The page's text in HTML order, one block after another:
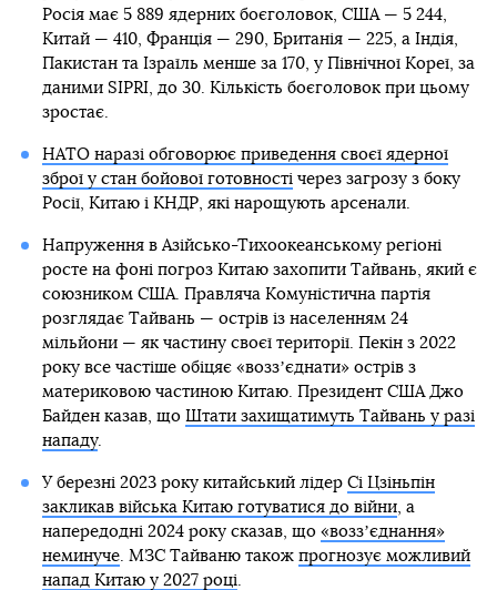
Росія має 5 889 ядерних боєголовок, США — 5 244,
Китай — 410, Франція — 290, Британія — 225, а Індія,
Пакистан та Ізраїль менше за 170, у Північної Кореї, за
даними SIPRI, до 30. Кількість боєголовок при цьому
зростає.
НАТО наразі обговорює приведення своєї ядерної
зброї у стан бойової готовностічерез загрозу з боку
Росії, Китаю і КНДР, які нарощують арсенали.
Напруження в Азійсько-Тихоокеанському регіоні
росте на фоні погроз Китаю захопити Тайвань, який є
союзником США. Правляча Комуністична партія
розглядає Тайвань — острів із населенням 24
мільйони — як частину своєї території. Пекін з 2022
року все частіше обіцяє «воззʼєднати» острів з
материковою частиною Китаю. Президент США Джо
Байден казав, що Штати захищатимуть Тайвань у разі
нападу.
У березні 2023 року китайський лідер Сі Цзіньпін
закликав війська Китаю готуватися до війни, а
напередодні 2024 року сказав, що «воззʼєднання»
неминуче. МЗС Тайваню також прогнозує можливий
напад Китаю у 2027 році.